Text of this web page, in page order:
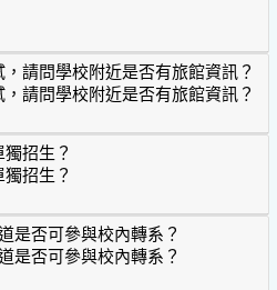
請問學校附近是否有旅館資訊？
請問學校附近是否有旅館資訊？
試，請問學校附近是否有旅館資訊
招生？
招生？
單獨招生？
是否可參與校內轉系？
是否可參與校內轉系？
道是否可參與校內轉系？